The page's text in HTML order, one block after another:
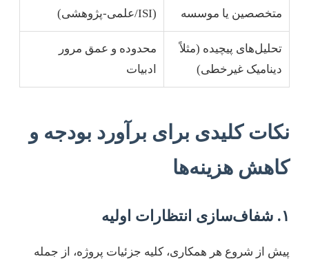
متخصصین یا موسسه
(ISI/علمی-پژوهشی)
تحلیل‌های پیچیده (مثلاً
دینامیک غیرخطی)
محدوده و عمق مرور
ادبیات
نکات کلیدی برای برآورد بودجه و
کاهش هزینه‌ها
۱. شفاف‌سازی انتظارات اولیه
پیش از شروع هر همکاری، کلیه جزئیات پروژه، از جمله